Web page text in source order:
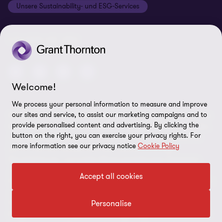
Cookie-Einstellungen
Unsere Sustainability- und ESG-Services
FOLGEN SIE UNS
© 2026 Grant Thornton AG Wirtschaftsprüfungsgesellschaft - Alle
Rechte vorbehalten. „Grant Thornton“ bezieht sich auf die Marke,
unter der Mitgliedsfirmen der Grant Thornton International Ltd
(„GTIL“), je nach Kontext eine oder mehrere, Prüfungs-,
AG Wirtschaftsprüfungsgesellschaft ist die deutsche Mitgliedsfirma
von GTIL. GTIL und deren Mitgliedsfirmen sind keine weltweite
Partnerschaft, sondern rechtlich selbständige Gesellschaften. Die
Mitgliedsfirmen erbringen ihre Leistungen eigenverantwortlich und
Welcome!
We process your personal information to measure and improve
our sites and service, to assist our marketing campaigns and to
provide personalised content and advertising. By clicking the
button on the right, you can exercise your privacy rights. For
more information see our privacy notice Cookie Policy
Accept all cookies
Personalise